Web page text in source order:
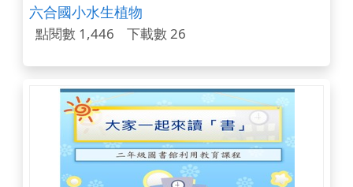
六合國小水生植物
點閱數 1,446 下載數 26